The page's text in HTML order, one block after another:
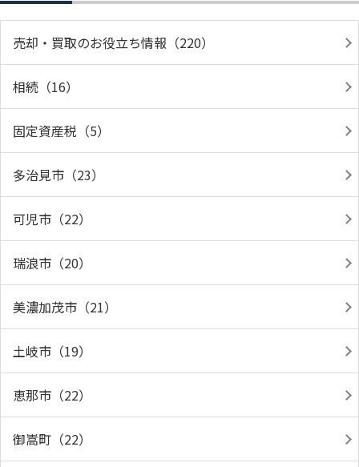
売却・買取のお役立ち情報（220）
相続（16）
固定資産税（5）
多治見市（23）
可児市（22）
瑞浪市（20）
美濃加茂市（21）
土岐市（19）
恵那市（22）
御嵩町（22）